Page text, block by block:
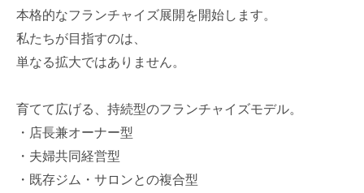
本格的なフランチャイズ展開を開始します。
私たちが目指すのは、
単なる拡大ではありません。
育てて広げる、持続型のフランチャイズモデル。
・店長兼オーナー型
・夫婦共同経営型
・既存ジム・サロンとの複合型